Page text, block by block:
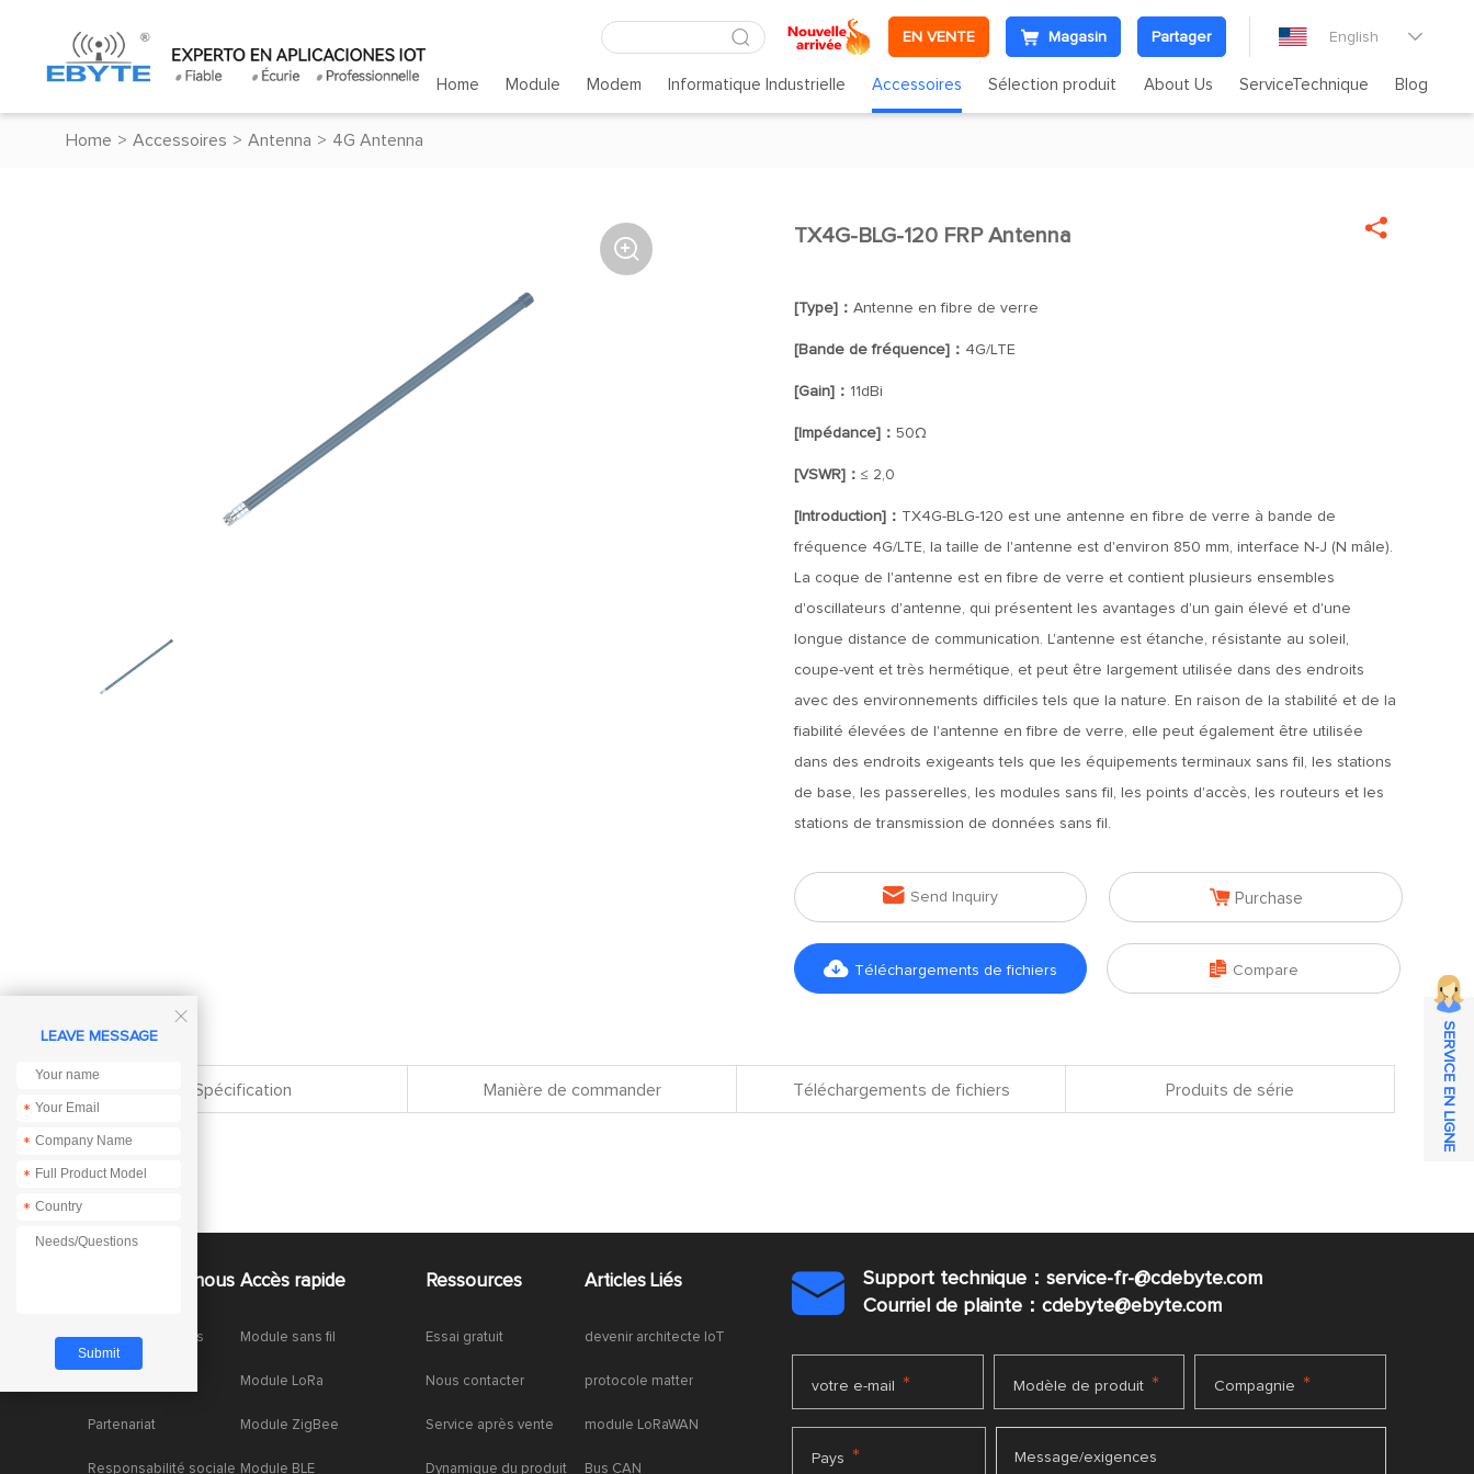
EN VENTE Magasin Partager English 
Home Module Modem Informatique Industrielle Accessoires Sélection produit About Us ServiceTechnique Blog
Home > Accessoires > Antenna > 4G Antenna

TX4G-BLG-120 FRP Antenna 
[Type]： Antenne en fibre de verre
[Bande de fréquence]： 4G/LTE
[Gain]： 11dBi
[Impédance]： 50Ω
[VSWR]： ≤ 2,0
[Introduction]： TX4G-BLG-120 est une antenne en fibre de verre à bande de
fréquence 4G/LTE, la taille de l'antenne est d'environ 850 mm, interface N-J (N mâle).
La coque de l'antenne est en fibre de verre et contient plusieurs ensembles
d'oscillateurs d'antenne, qui présentent les avantages d'un gain élevé et d'une
longue distance de communication. L'antenne est étanche, résistante au soleil,
coupe-vent et très hermétique, et peut être largement utilisée dans des endroits
avec des environnements difficiles tels que la nature. En raison de la stabilité et de la
fiabilité élevées de l'antenne en fibre de verre, elle peut également être utilisée
dans des endroits exigeants tels que les équipements terminaux sans fil, les stations
de base, les passerelles, les modules sans fil, les points d'accès, les routeurs et les
stations de transmission de données sans fil.
 Send Inquiry  Purchase
 Téléchargements de fichiers  Compare
Spécification Manière de commander Téléchargements de fichiers Produits de série
À propos de nous
À propos de nous
Partenariat
Responsabilité sociale
Accès rapide
Module sans fil
Module LoRa
Module ZigBee
Module BLE
Ressources
Essai gratuit
Nous contacter
Service après vente
Dynamique du produit
Articles Liés
devenir architecte IoT
protocole matter
module LoRaWAN
Bus CAN

Support technique：service-fr-@cdebyte.com
Courriel de plainte：cdebyte@ebyte.com
votre e-mail * Modèle de produit * Compagnie *
Pays * Message/exigences

LEAVE MESSAGE
*
*
*
*
SERVICE EN LIGNE